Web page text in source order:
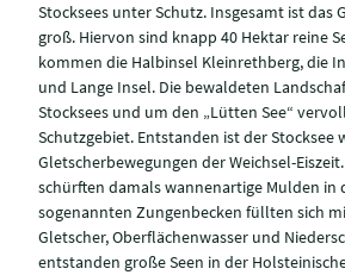
Stocksees unter Schutz. Insgesamt ist das
groß. Hiervon sind knapp 40 Hektar reine
kommen die Halbinsel Kleinrethberg, die
und Lange Insel. Die bewaldeten
Stocksees und um den „Lütten See“
Schutzgebiet. Entstanden ist der Stocksee
Gletscherbewegungen der Weichsel-
schürften damals wannenartige Mulden in
sogenannten Zungenbecken füllten sich
Gletscher, Oberflächenwasser und
entstanden große Seen in der